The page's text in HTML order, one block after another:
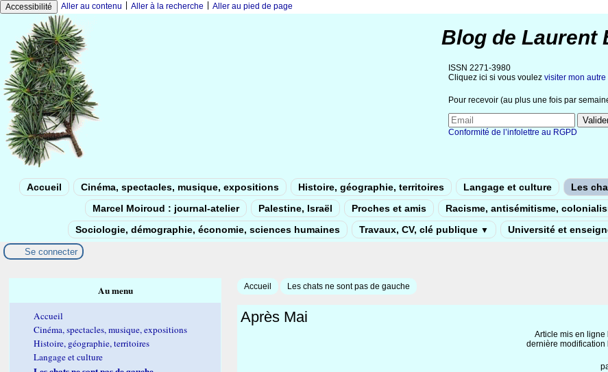
Accessibilité Aller au contenu Aller à la recherche Aller au pied de page
Blog de Laurent
ISSN 2271-3980
Cliquez ici si vous voulez visiter mon autre
Pour recevoir (au plus une fois par
Conformité de l’infolettre au RGPD
Accueil Cinéma, spectacles, musique, expositions Histoire, géographie, territoires Langage et culture Les
Marcel Moiroud : journal-atelier
Palestine, Israël Proches et amis Racisme, antisémitisme,
Sociologie, démographie, économie, sciences humaines
Travaux, CV, clé publique ▼ Université et
Se connecter
Accueil Les chats ne sont pas de gauche
Après Mai
Article mis en ligne
dernière modification
Au menu
Accueil
Cinéma, spectacles, musique, expositions
Histoire, géographie, territoires
Langage et culture